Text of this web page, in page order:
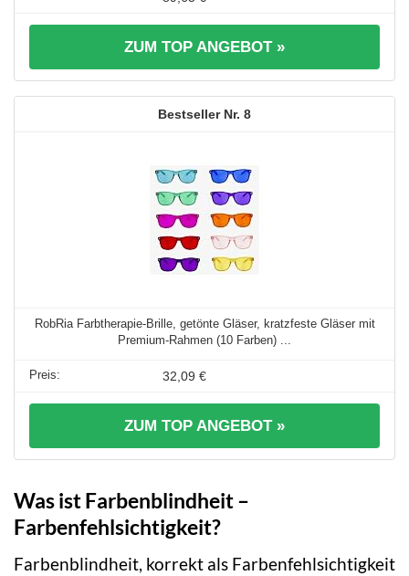
ZUM TOP ANGEBOT »
8
RobRia Farbtherapie-Brille, getönte Gläser, kratzfeste Gläser mit
Premium-Rahmen (10 Farben) ...
32,09 €
ZUM TOP ANGEBOT »
Was ist Farbenblindheit –
Farbenfehlsichtigkeit?
Farbenblindheit, korrekt als Farbenfehlsichtigkeit